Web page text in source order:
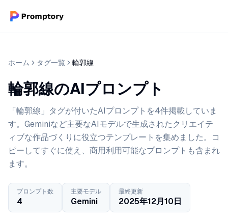
ホーム タグ一覧 輪郭線
輪郭線のAIプロンプト
「輪郭線」タグが付いたAIプロンプトを4件掲載していま
す。Geminiなど主要なAIモデルで生成されたクリエイテ
ィブな作品づくりに役立つテンプレートを集めました。コ
ピーしてすぐに使え、商用利用可能なプロンプトも含まれ
ます。
プロンプト数
4
主要モデル
Gemini
最終更新
2025年12月10日